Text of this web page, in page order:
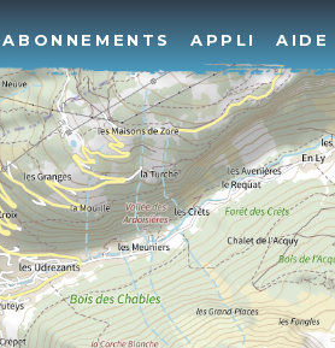
ABONNEMENTS APPLI AIDE